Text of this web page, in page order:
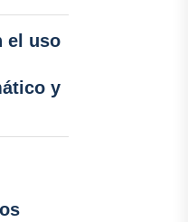
el uso
y